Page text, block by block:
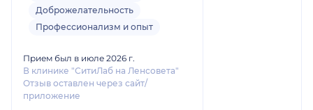
валик.
Валентина Игоревна очень
причину боли, аккуратно
обработала проблемный
участок, подрезала вросший
край и сделала тампонаду,
Доброжелательность
Профессионализм и опыт
Прием был в июле 2026 г.
В клинике "СитиЛаб на Ленсовета"
Отзыв оставлен через сайт/
приложение